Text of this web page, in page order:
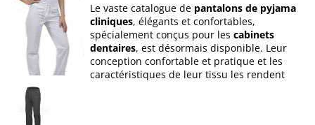
Le vaste catalogue de pantalons de pyjama
cliniques, élégants et confortables,
spécialement conçus pour les cabinets
dentaires, est désormais disponible. Leur
conception confortable et pratique et les
caractéristiques de leur tissu les rendent